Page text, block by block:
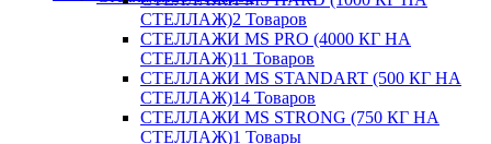
СТЕЛЛАЖ)2 Товаров
СТЕЛЛАЖИ MS PRO (4000 КГ НА
СТЕЛЛАЖ)11 Товаров
СТЕЛЛАЖИ MS STANDART (500 КГ НА
СТЕЛЛАЖ)14 Товаров
СТЕЛЛАЖИ MS STRONG (750 КГ НА
СТЕЛЛАЖ)1 Товары